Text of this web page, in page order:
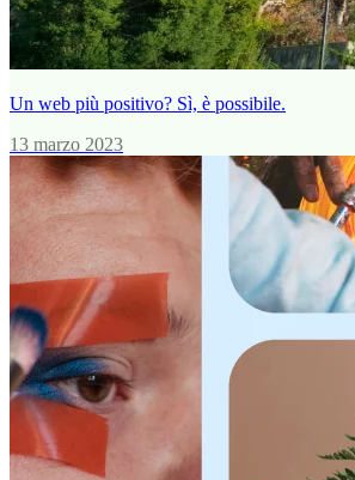
Un web più positivo? Sì, è possibile.
13 marzo 2023